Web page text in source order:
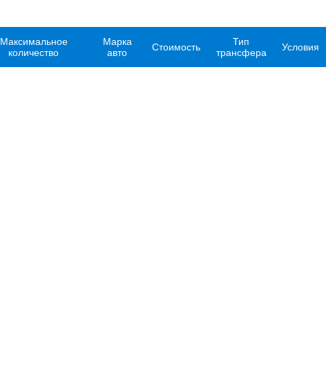
Максимальное
количество
Марка
авто
Стоимость
Тип
трансфера
Условия